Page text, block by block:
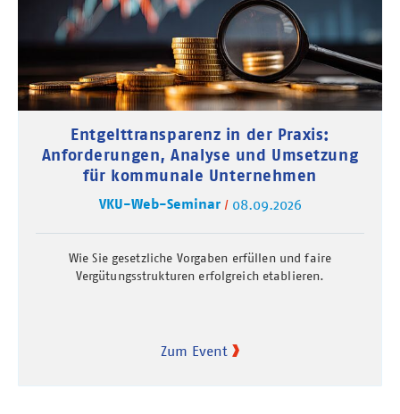
Entgelttransparenz in der Praxis:
Anforderungen, Analyse und Umsetzung
für kommunale Unternehmen
VKU-Web-Seminar 08.09.2026
Wie Sie gesetzliche Vorgaben erfüllen und faire
Vergütungsstrukturen erfolgreich etablieren.
Zum Event